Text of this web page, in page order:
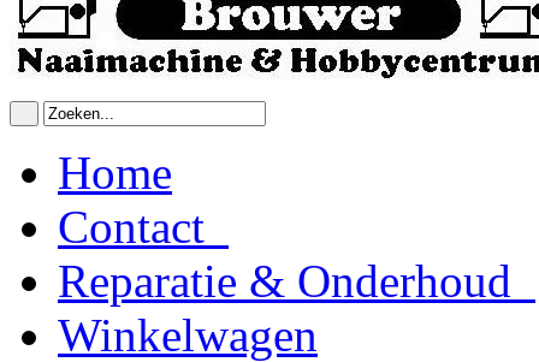
Home
Contact
Reparatie & Onderhoud
Winkelwagen